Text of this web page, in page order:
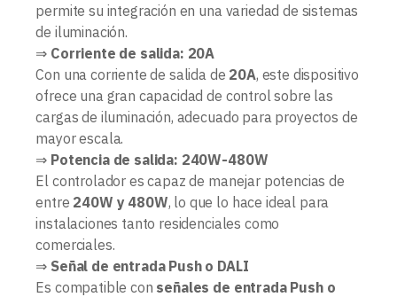
permite su integración en una variedad de sistemas
de iluminación.
⇒ Corriente de salida: 20A
Con una corriente de salida de 20A, este dispositivo
ofrece una gran capacidad de control sobre las
cargas de iluminación, adecuado para proyectos de
mayor escala.
⇒ Potencia de salida: 240W-480W
El controlador es capaz de manejar potencias de
entre 240W y 480W, lo que lo hace ideal para
instalaciones tanto residenciales como
comerciales.
⇒ Señal de entrada Push o DALI
Es compatible con señales de entrada Push o